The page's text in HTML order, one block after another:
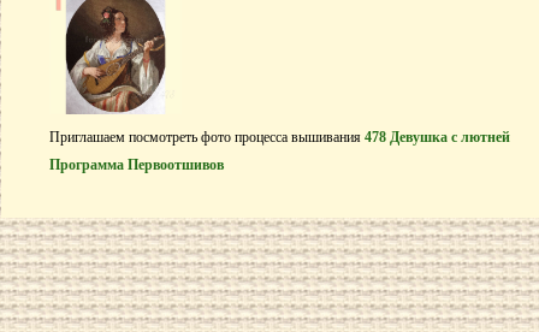
Приглашаем посмотреть фото процесса вышивания 478 Девушка с лютней
Программа Первоотшивов